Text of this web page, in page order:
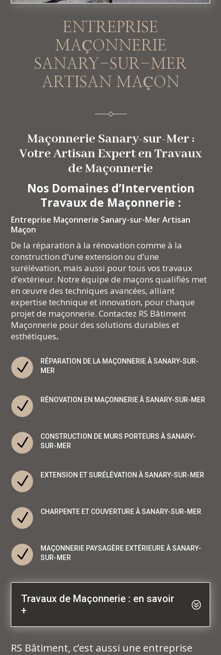
ENTREPRISE
MAÇONNERIE
SANARY-SUR-MER
ARTISAN MAÇON
Maçonnerie Sanary-sur-Mer :
Votre Artisan Expert en Travaux
de Maçonnerie
Nos Domaines d’Intervention
Travaux de Maçonnerie :
Entreprise Maçonnerie Sanary-sur-Mer Artisan
Maçon
De la réparation à la rénovation comme à la
construction d’une extension ou d’une
surélévation, mais aussi pour tous vos travaux
d’extérieur. Notre équipe de maçons qualifiés met
en œuvre des techniques avancées, alliant
expertise technique et innovation, pour chaque
projet de maçonnerie. Contactez RS Bâtiment
Maçonnerie pour des solutions durables et
esthétiques.
N
RÉPARATION DE LA MAÇONNERIE À SANARY-SUR-
MER
N RÉNOVATION EN MAÇONNERIE À SANARY-SUR-MER
N
CONSTRUCTION DE MURS PORTEURS À SANARY-
SUR-MER
N EXTENSION ET SURÉLÉVATION À SANARY-SUR-MER
N CHARPENTE ET COUVERTURE À SANARY-SUR-MER
N
MAÇONNERIE PAYSAGÈRE EXTÉRIEURE À SANARY-
SUR-MER
Travaux de Maçonnerie : en savoir
+
RS Bâtiment, c’est aussi une entreprise